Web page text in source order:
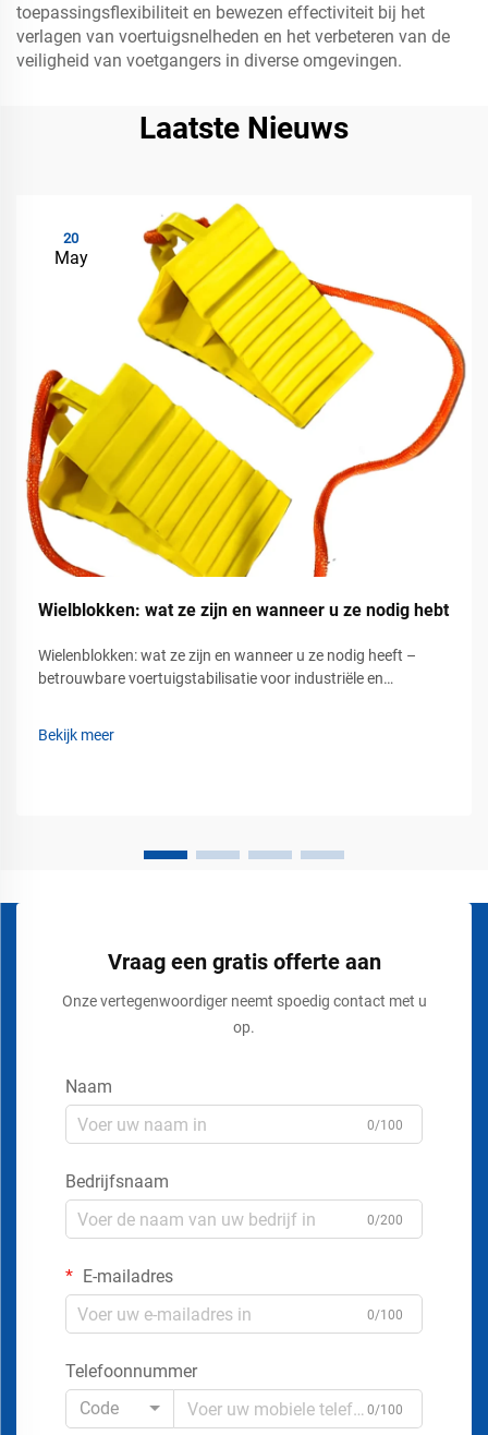
toepassingsflexibiliteit en bewezen effectiviteit bij het
verlagen van voertuigsnelheden en het verbeteren van de
veiligheid van voetgangers in diverse omgevingen.
Laatste Nieuws
20
May
Wielblokken: wat ze zijn en wanneer u ze nodig hebt
Wielenblokken: wat ze zijn en wanneer u ze nodig heeft –
betrouwbare voertuigstabilisatie voor industriële en
op laad- en losperrons, op luchthavens, bouwplaatsen en...
Bekijk meer
Vraag een gratis offerte aan
Onze vertegenwoordiger neemt spoedig contact met u
op.
Naam
0/100
Bedrijfsnaam
0/200
E-mailadres
0/100
Telefoonnummer
Code
0/100